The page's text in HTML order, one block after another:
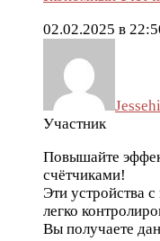
02.02.2025 в
Участник
Повышайте
счётчиками!
Эти устройства
легко
Вы получаете